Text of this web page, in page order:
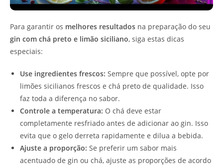
Para garantir os melhores resultados na preparação do seu
gin com chá preto e limão siciliano, siga estas dicas
especiais:
Use ingredientes frescos: Sempre que possível, opte por
limões sicilianos frescos e chá preto de qualidade. Isso
faz toda a diferença no sabor.
Controle a temperatura: O chá deve estar
completamente resfriado antes de adicionar ao gin. Isso
evita que o gelo derreta rapidamente e dilua a bebida.
Ajuste a proporção: Se preferir um sabor mais
acentuado de gin ou chá, ajuste as proporções de acordo